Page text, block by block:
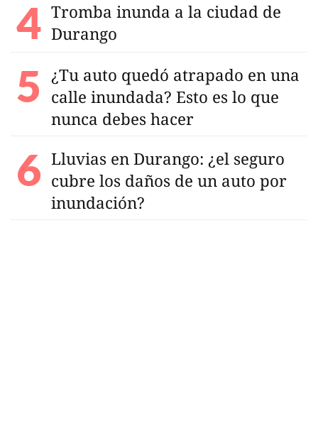
Tromba inunda a la ciudad de
Durango
¿Tu auto quedó atrapado en una
calle inundada? Esto es lo que
nunca debes hacer
Lluvias en Durango: ¿el seguro
cubre los daños de un auto por
inundación?